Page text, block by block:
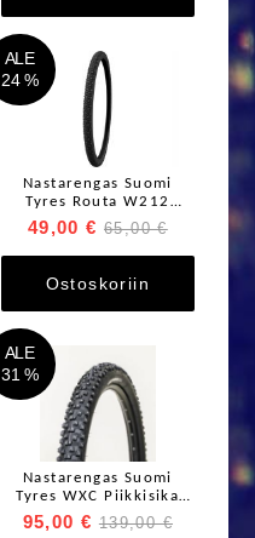
ALE
24 %
Nastarengas Suomi
Tyres Routa W212
24x1,75" / 47-507
49,00 € 65,00 €
Ostoskoriin
ALE
31 %
Nastarengas Suomi
Tyres WXC Piikkisika
W408 29 x 2.6"
95,00 € 139,00 €